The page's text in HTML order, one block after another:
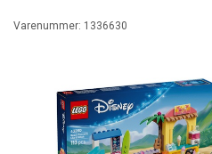
Varenummer: 1336630